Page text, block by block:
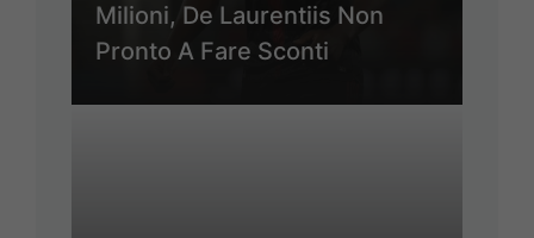
Milioni, De Laurentiis Non
Pronto A Fare Sconti